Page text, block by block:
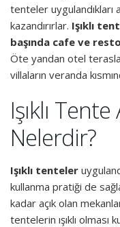
tenteler
kazandırırlar. Işıklı
başında cafe ve
Öte yandan otel
villaların veranda
Işıklı
Nelerdir?
Işıklı tenteler
kullanma pratiği de
kadar açık olan
tentelerin ışıklı olması